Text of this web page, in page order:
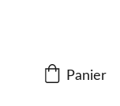
Panier